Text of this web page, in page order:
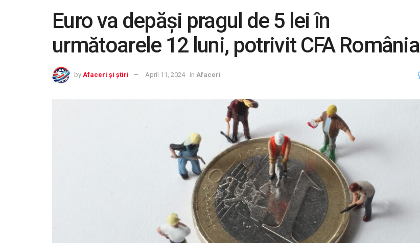
Euro va depăși pragul de 5 lei în
următoarele 12 luni, potrivit CFA România
by Afaceri și știri April 11, 2024 in Afaceri